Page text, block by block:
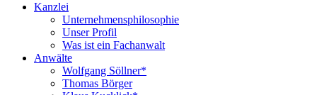
Kanzlei
Unternehmensphilosophie
Unser Profil
Was ist ein Fachanwalt
Anwälte
Wolfgang Söllner*
Thomas Börger